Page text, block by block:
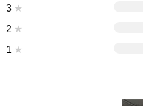
3 ★
2 ★
1 ★